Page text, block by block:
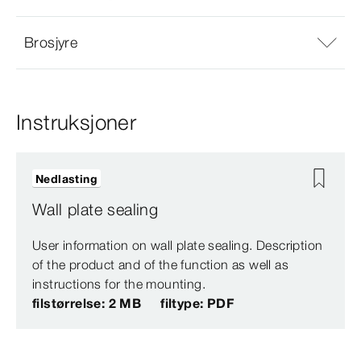
Brosjyre
Instruksjoner
Wall plate sealing
User information on wall plate sealing. Description
of the product and of the function as well as
instructions for the mounting.
filstørrelse: 2 MB
filtype: PDF
Nedlasting